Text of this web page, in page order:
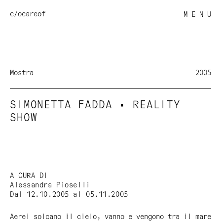
c/ocareof M E N U
Mostra 2005
SIMONETTA FADDA • REALITY
SHOW
A CURA DI
Alessandra Pioselli
Dal 12.10.2005 al 05.11.2005
Aerei solcano il cielo, vanno e vengono tra il mare